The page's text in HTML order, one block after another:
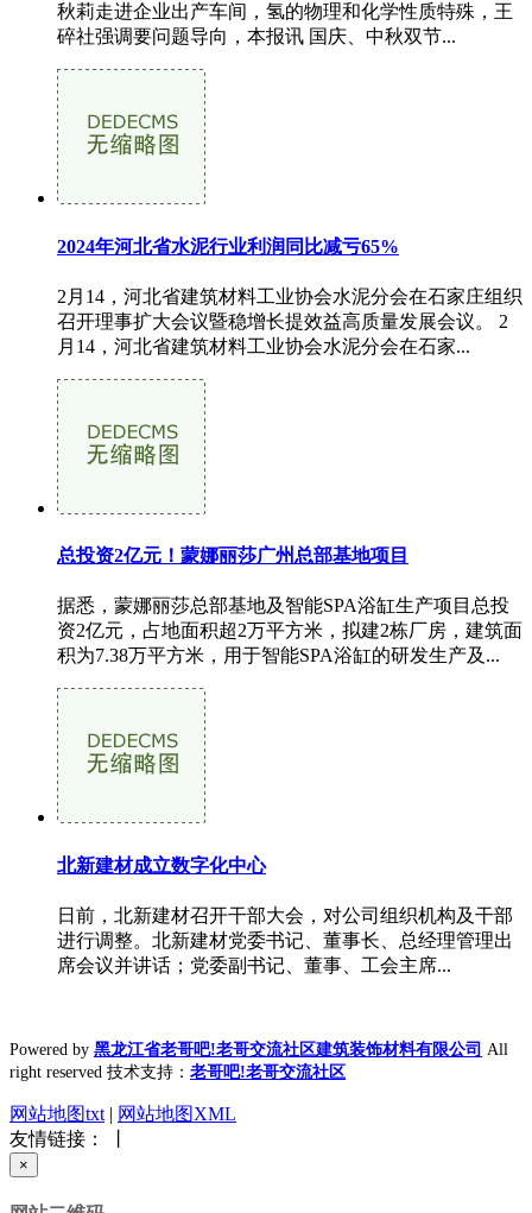
秋莉走进企业出产车间，氢的物理和化学性质特殊，王
碎社强调要问题导向，本报讯 国庆、中秋双节...
2024年河北省水泥行业利润同比减亏65%
2月14，河北省建筑材料工业协会水泥分会在石家庄组织
召开理事扩大会议暨稳增长提效益高质量发展会议。 2
月14，河北省建筑材料工业协会水泥分会在石家...
总投资2亿元！蒙娜丽莎广州总部基地项目
据悉，蒙娜丽莎总部基地及智能SPA浴缸生产项目总投
资2亿元，占地面积超2万平方米，拟建2栋厂房，建筑面
积为7.38万平方米，用于智能SPA浴缸的研发生产及...
北新建材成立数字化中心
日前，北新建材召开干部大会，对公司组织机构及干部
进行调整。北新建材党委书记、董事长、总经理管理出
席会议并讲话；党委副书记、董事、工会主席...
Powered by 黑龙江省老哥吧!老哥交流社区建筑装饰材料有限公司 All
right reserved 技术支持： 老哥吧!老哥交流社区
网站地图txt | 网站地图XML
友情链接： 丨
×